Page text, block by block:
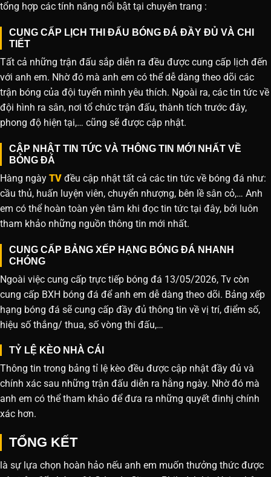
tổng hợp các tính năng nổi bật tại chuyên trang :
CUNG CẤP LỊCH THI ĐẤU BÓNG ĐÁ ĐẦY ĐỦ VÀ CHI
TIẾT
Tất cả những trận đấu sắp diễn ra đều được cung cấp lịch đến
với anh em. Nhờ đó mà anh em có thể dễ dàng theo dõi các
trận bóng của đội tuyển mình yêu thích. Ngoài ra, các tin tức về
đội hình ra sân, nơi tổ chức trận đấu, thành tích trước đây,
phong độ hiện tại,… cũng sẽ được cập nhật.
CẬP NHẬT TIN TỨC VÀ THÔNG TIN MỚI NHẤT VỀ
BÓNG ĐÁ
Hàng ngày TV đều cập nhật tất cả các tin tức về bóng đá như:
cầu thủ, huấn luyện viên, chuyển nhượng, bên lề sân cỏ,… Anh
em có thể hoàn toàn yên tâm khi đọc tin tức tại đây, bởi luôn
tham khảo những nguồn thông tin mới nhất.
CUNG CẤP BẢNG XẾP HẠNG BÓNG ĐÁ NHANH
CHÓNG
Ngoài việc cung cấp trực tiếp bóng đá 13/05/2026, Tv còn
cung cấp BXH bóng đá để anh em dễ dàng theo dõi. Bảng xếp
hạng bóng đá sẽ cung cấp đầy đủ thông tin về vị trí, điểm số,
hiệu số thắng/ thua, số vòng thi đấu,…
TỶ LỆ KÈO NHÀ CÁI
Thông tin trong bảng tỉ lệ kèo đều được cập nhật đầy đủ và
chính xác sau những trận đấu diễn ra hằng ngày. Nhờ đó mà
anh em có thể tham khảo để đưa ra những quyết đinhj chính
xác hơn.
TỔNG KẾT
là sự lựa chọn hoàn hảo nếu anh em muốn thưởng thức được